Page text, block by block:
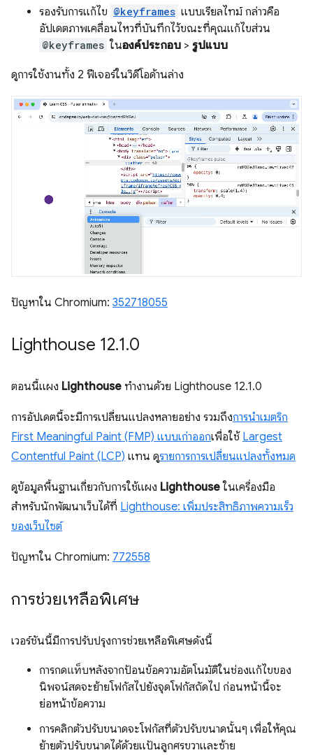
รองรับการแก้ไข @keyframes แบบเรียลไทม์ กล่าวคือ
อัปเดตภาพเคลื่อนไหวที่บันทึกไว้ขณะที่คุณแก้ไขส่วน
@keyframes ในองค์ประกอบ > รูปแบบ
ดูการใช้งานทั้ง 2 ฟีเจอร์ในวิดีโอด้านล่าง
ปัญหาใน Chromium: 352718055
Lighthouse 12.1.0
ตอนนี้แผง Lighthouse ทำงานด้วย Lighthouse 12.1.0
การอัปเดตนี้จะมีการเปลี่ยนแปลงหลายอย่าง รวมถึงการนำเมตริก
First Meaningful Paint (FMP) แบบเก่าออกเพื่อใช้ Largest
Contentful Paint (LCP) แทน ดูรายการการเปลี่ยนแปลงทั้งหมด
ดูข้อมูลพื้นฐานเกี่ยวกับการใช้แผง Lighthouse ในเครื่องมือ
สำหรับนักพัฒนาเว็บได้ที่ Lighthouse: เพิ่มประสิทธิภาพความเร็ว
ของเว็บไซต์
ปัญหาใน Chromium: 772558
การช่วยเหลือพิเศษ
เวอร์ชันนี้มีการปรับปรุงการช่วยเหลือพิเศษดังนี้
การกดแท็บหลังจากป้อนข้อความอัตโนมัติในช่องแก้ไขของ
นิพจน์สดจะย้ายโฟกัสไปยังจุดโฟกัสถัดไป ก่อนหน้านี้จะ
ย่อหน้าข้อความ
การคลิกตัวปรับขนาดจะโฟกัสที่ตัวปรับขนาดนั้นๆ เพื่อให้คุณ
ย้ายตัวปรับขนาดได้ด้วยแป้นลูกศรขวาและซ้าย